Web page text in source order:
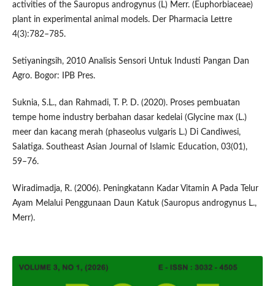
activities of the Sauropus androgynus (L) Merr. (Euphorbiaceae)
plant in experimental animal models. Der Pharmacia Lettre
4(3):782–785.
Setiyaningsih, 2010 Analisis Sensori Untuk Industi Pangan Dan
Agro. Bogor: IPB Pres.
Suknia, S.L., dan Rahmadi, T. P. D. (2020). Proses pembuatan
tempe home industry berbahan dasar kedelai (Glycine max (L.)
meer dan kacang merah (phaseolus vulgaris L.) Di Candiwesi,
Salatiga. Southeast Asian Journal of Islamic Education, 03(01),
59–76.
Wiradimadja, R. (2006). Peningkatann Kadar Vitamin A Pada Telur
Ayam Melalui Penggunaan Daun Katuk (Sauropus androgynus L.,
Merr).